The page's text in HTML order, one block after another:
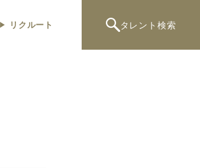
リクルート タレント 検索